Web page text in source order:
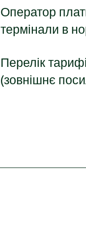
Оператор
термінали в
Перелік
(зовнішнє